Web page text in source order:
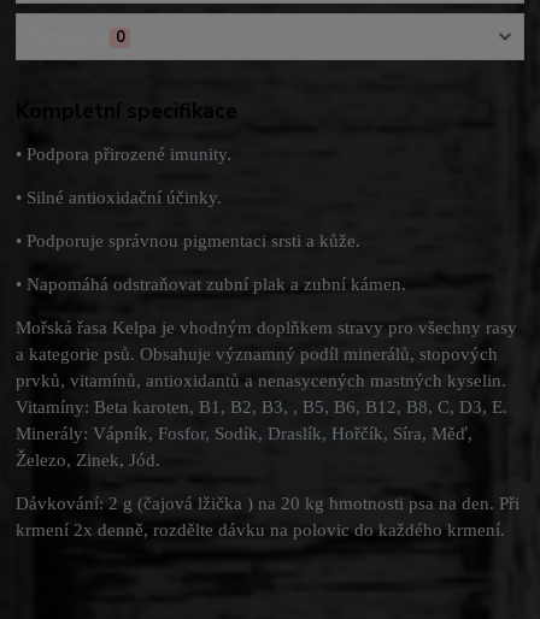
0
Kompletní specifikace
• Podpora přirozené imunity.
• Silné antioxidační účinky.
• Podporuje správnou pigmentaci srsti a kůže.
• Napomáhá odstraňovat zubní plak a zubní kámen.
Mořská řasa Kelpa je vhodným doplňkem stravy pro všechny rasy
a kategorie psů. Obsahuje významný podíl minerálů, stopových
prvků, vitamínů, antioxidantů a nenasycených mastných kyselin.
Vitamíny: Beta karoten, B1, B2, B3, , B5, B6, B12, B8, C, D3, E.
Minerály: Vápník, Fosfor, Sodík, Draslík, Hořčík, Síra, Měď,
Železo, Zinek, Jód.
Dávkování: 2 g (čajová lžička ) na 20 kg hmotnosti psa na den. Při
krmení 2x denně, rozdělte dávku na polovic do každého krmení.